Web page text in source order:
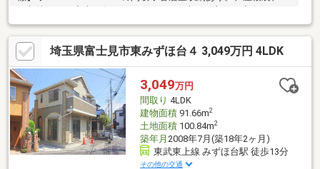
あるバルコニー◆市立みずほ台小学校まで徒歩約2分（117m）で
お子様の通学も安心◆2階部分にミニキッチンあり◆1台分駐車ス
ペースあり◆周辺は閑静な住宅街となっております。【周辺環
境】コープみずほ台店 274 m（徒歩約4分）セブンイレブン富士見
東みずほ台３丁目店 439 m（徒歩約6分）ウエルシア富士見水谷店
404 m （徒歩約6分）
埼玉県富士見市東みずほ台４ 3,049万円 4LDK
3,049万円
間取り 4LDK
建物面積91.66m2
土地面積100.84m2
築年月 2008年7月(築18年2ヶ月)
東武東上線 みずほ台駅 徒歩13分
その他の交通